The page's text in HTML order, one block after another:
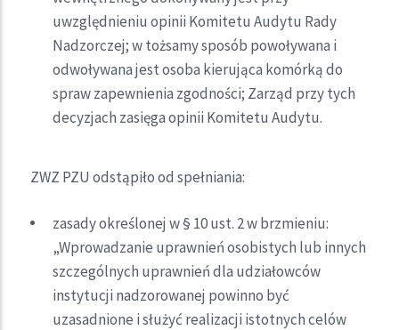
uwzględnieniu opinii Komitetu Audytu Rady
Nadzorczej; w tożsamy sposób powoływana i
odwoływana jest osoba kierująca komórką do
spraw zapewnienia zgodności; Zarząd przy tych
decyzjach zasięga opinii Komitetu Audytu.
ZWZ PZU odstąpiło od spełniania:
zasady określonej w § 10 ust. 2 w brzmieniu:
„Wprowadzanie uprawnień osobistych lub innych
szczególnych uprawnień dla udziałowców
instytucji nadzorowanej powinno być
uzasadnione i służyć realizacji istotnych celów